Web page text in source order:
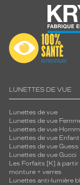
LUNETTES DE VUE
Lunettes de vue
Lunettes de vue
Lunettes de vue
Lunettes de vue Enfant
Lunettes de vue Guess
Lunettes de vue Gucci
Les Forfaits [K] à partir
monture + verres
Lunettes anti-lumière